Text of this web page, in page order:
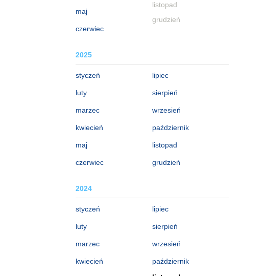
maj
czerwiec
listopad
grudzień
2025
styczeń
luty
marzec
kwiecień
maj
czerwiec
lipiec
sierpień
wrzesień
październik
listopad
grudzień
2024
styczeń
luty
marzec
kwiecień
lipiec
sierpień
wrzesień
październik